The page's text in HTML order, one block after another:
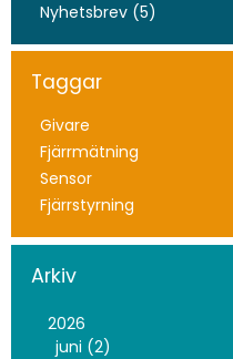
Nyhetsbrev (5)
Taggar
Givare
Fjärrmätning
Sensor
Fjärrstyrning
Arkiv
2026
juni (2)